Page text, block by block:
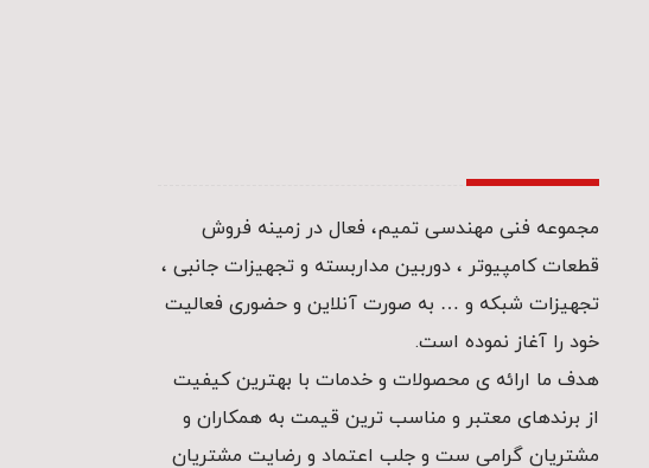
مجموعه فنی مهندسی تمیم، فعال در زمینه فروش
قطعات کامپیوتر ، دوربین مداربسته و تجهیزات جانبی ،
تجهیزات شبکه و … به صورت آنلاین و حضوری فعالیت
خود را آغاز نموده است.
هدف ما ارائه ی محصولات و خدمات با بهترین کیفیت
از برندهای معتبر و مناسب ترین قیمت به همکاران و
مشتریان گرامی ست و جلب اعتماد و رضایت مشتریان